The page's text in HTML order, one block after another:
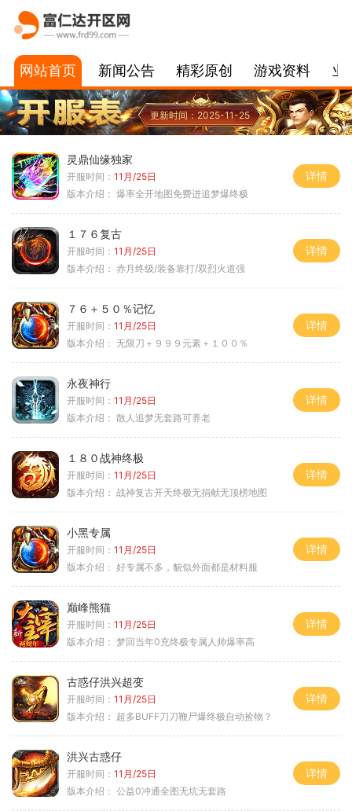
网站首页 新闻公告 精彩原创 游戏资料 业
更新时间：2025-11-25
灵鼎仙缘独家
开服时间： 11月/25日
版本介绍： 爆率全开地图免费进追梦爆终极
详情
１７６复古
开服时间： 11月/25日
版本介绍： 赤月终级/装备靠打/双烈火道强
详情
７６＋５０％记忆
开服时间： 11月/25日
版本介绍： 无限刀＋９９９元素＋１００％
详情
永夜神行
开服时间： 11月/25日
版本介绍： 散人追梦无套路可养老
详情
１８０战神终极
开服时间： 11月/25日
版本介绍： 战神复古开天终极无捐献无顶榜地图
详情
小黑专属
开服时间： 11月/25日
版本介绍： 好专属不多，貌似外面都是材料服
详情
巅峰熊猫
开服时间： 11月/25日
版本介绍： 梦回当年0充终极专属人帅爆率高
详情
古惑仔洪兴超变
开服时间： 11月/25日
版本介绍： 超多BUFF刀刀鞭尸爆终极自动捡物？
详情
洪兴古惑仔
开服时间： 11月/25日
版本介绍： 公益0冲通全图无坑无套路
详情